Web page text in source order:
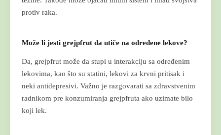
protiv raka.
Može li jesti grejpfrut da utiče na određene lekove?
Da, grejpfrut može da stupi u interakciju sa određenim
lekovima, kao što su statini, lekovi za krvni pritisak i
neki antidepresivi. Važno je razgovarati sa zdravstvenim
radnikom pre konzumiranja grejpfruta ako uzimate bilo
koji lek.